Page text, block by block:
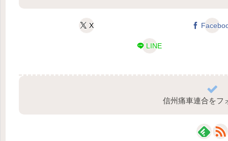
X
LINE
信州痛車連合をフ